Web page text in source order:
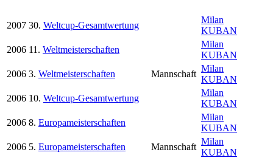
2007 30. Weltcup-Gesamtwertung
Milan
KUBAN
2006 11. Weltmeisterschaften
Milan
KUBAN
2006 3. Weltmeisterschaften Mannschaft
Milan
KUBAN
2006 10. Weltcup-Gesamtwertung
Milan
KUBAN
2006 8. Europameisterschaften
Milan
KUBAN
2006 5. Europameisterschaften Mannschaft
Milan
KUBAN